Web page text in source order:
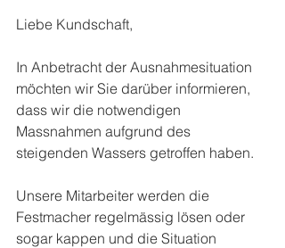
Liebe Kundschaft,
In Anbetracht der Ausnahmesituation
möchten wir Sie darüber informieren,
dass wir die notwendigen
Massnahmen aufgrund des
steigenden Wassers getroffen haben.
Unsere Mitarbeiter werden die
Festmacher regelmässig lösen oder
sogar kappen und die Situation